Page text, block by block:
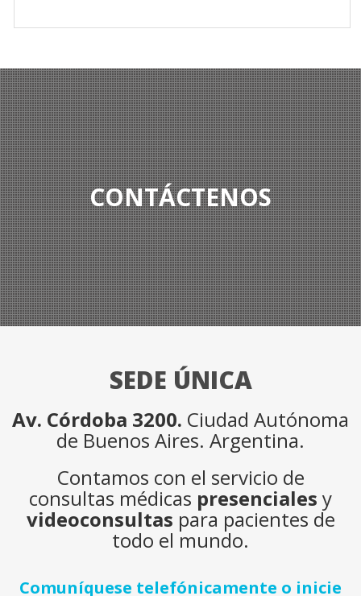
CONTÁCTENOS
SEDE ÚNICA
Av. Córdoba 3200. Ciudad Autónoma
de Buenos Aires. Argentina.
Contamos con el servicio de
consultas médicas presenciales y
videoconsultas para pacientes de
todo el mundo.
Comuníquese telefónicamente o inicie